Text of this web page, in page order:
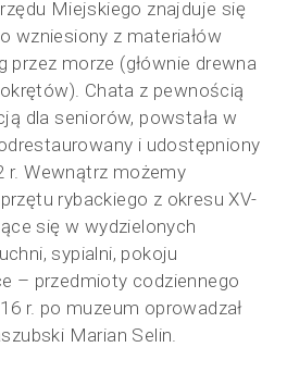
Miejskiego znajduje się
wzniesiony z materiałów
przez morze (głównie drewna
Chata z pewnością
dla seniorów, powstała w
i udostępniony
r. Wewnątrz możemy
rybackiego z okresu XV-
się w wydzielonych
sypialni, pokoju
– przedmioty codziennego
r. po muzeum oprowadzał
Marian Selin.